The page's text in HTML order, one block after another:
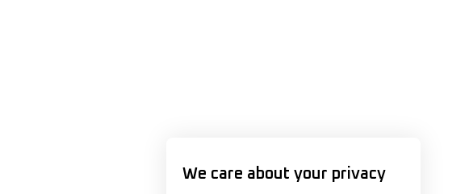
We care about your privacy